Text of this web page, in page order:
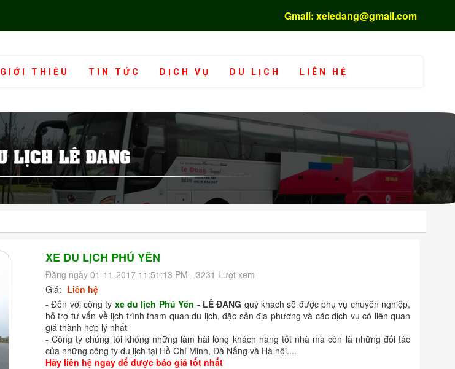
GIỚI THIỆU TIN TỨC DỊCH VỤ DU LỊCH LIÊN HỆ
Gmail: xeledang@gmail.com
XE DU LỊCH PHÚ YÊN
Đăng ngày 01-11-2017 11:51:13 PM - 3231 Lượt xem
Giá: Liên hệ
- Đến với công ty xe du lịch Phú Yên - LÊ ĐANG quý khách sẽ được phụ vụ chuyên nghiệp,
hỗ trợ tư vấn về lịch trình tham quan du lịch, đặc sản địa phương và các dịch vụ có liên quan
giá thành hợp lý nhất
- Công ty chúng tôi không những làm hài lòng khách hàng tốt nhà mà còn là những đối tác
của những công ty du lịch tại Hồ Chí Minh, Đà Nẳng và Hà nội....
Hãy liên hệ ngay để được báo giá tốt nhất